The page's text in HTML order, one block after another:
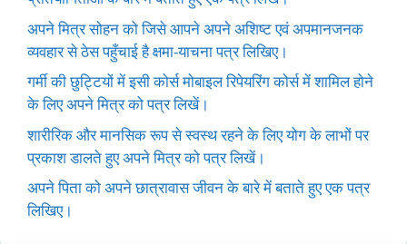
अपने मित्र सोहन को जिसे आपने अपने अशिष्ट एवं अपमानजनक
व्यवहार से ठेस पहुँचाई है क्षमा-याचना पत्र लिखिए।
गर्मी की छुट्टियों में इसी कोर्स मोबाइल रिपेयरिंग कोर्स में शामिल होने
के लिए अपने मित्र को पत्र लिखें।
शारीरिक और मानसिक रूप से स्वस्थ रहने के लिए योग के लाभों पर
प्रकाश डालते हुए अपने मित्र को पत्र लिखें।
अपने पिता को अपने छात्रावास जीवन के बारे में बताते हुए एक पत्र
लिखिए।